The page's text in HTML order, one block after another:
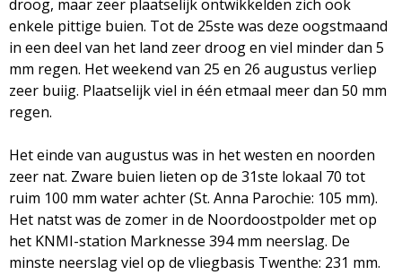
droog, maar zeer plaatselijk ontwikkelden zich ook
enkele pittige buien. Tot de 25ste was deze oogstmaand
in een deel van het land zeer droog en viel minder dan 5
mm regen. Het weekend van 25 en 26 augustus verliep
zeer buiig. Plaatselijk viel in één etmaal meer dan 50 mm
regen.
Het einde van augustus was in het westen en noorden
zeer nat. Zware buien lieten op de 31ste lokaal 70 tot
ruim 100 mm water achter (St. Anna Parochie: 105 mm).
Het natst was de zomer in de Noordoostpolder met op
het KNMI-station Marknesse 394 mm neerslag. De
minste neerslag viel op de vliegbasis Twenthe: 231 mm.